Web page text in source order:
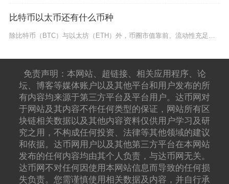
比特币以太币还有什么币种
除比特币（BTC）与以太坊（ETH）外，币圈市值靠前、流动性充足且生态成熟的主流币种还包括
免责声明：本网站、超链接、相关应用程序、论
坛、博客等媒体账户以及其他平台和用户发布的所
有内容均来源于第三方平台及平台用户。达币网对
于网站及其内容不作任何类型的保证，网站所有区
块链相关数据以及其他内容资料仅供用户学习及研
究之用，不构成任何投资、法律等其他领域的建议
和依据。达币网用户以及其他第三方平台在本网站
发布的任何内容均由其个人负责，与达币网无关。
达币网不对任何因使用本网站信息而导致的任何损
失负责。您需谨慎使用相关数据及内容，并自行承